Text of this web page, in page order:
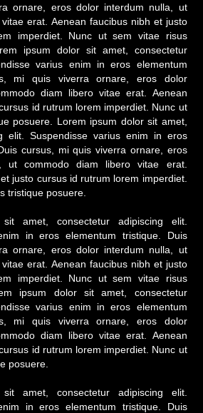
ornare, eros dolor interdum nulla, ut
erat. Aenean faucibus nibh et justo
imperdiet. Nunc ut sem vitae risus
ipsum dolor sit amet, consectetur
varius enim in eros elementum
mi quis viverra ornare, eros dolor
diam libero vitae erat. Aenean
id rutrum lorem imperdiet. Nunc ut
posuere. Lorem ipsum dolor sit amet,
elit. Suspendisse varius enim in eros
cursus, mi quis viverra ornare, eros
ut commodo diam libero vitae erat.
justo cursus id rutrum lorem imperdiet.
tristique posuere.
amet, consectetur adipiscing elit.
in eros elementum tristique. Duis
ornare, eros dolor interdum nulla, ut
erat. Aenean faucibus nibh et justo
imperdiet. Nunc ut sem vitae risus
ipsum dolor sit amet, consectetur
varius enim in eros elementum
mi quis viverra ornare, eros dolor
diam libero vitae erat. Aenean
id rutrum lorem imperdiet. Nunc ut
posuere.
amet, consectetur adipiscing elit.
in eros elementum tristique. Duis